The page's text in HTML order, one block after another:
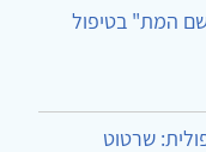
המת" בטיפול
שרטוט